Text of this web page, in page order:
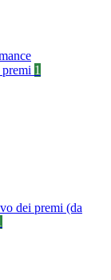
1
dei premi (da